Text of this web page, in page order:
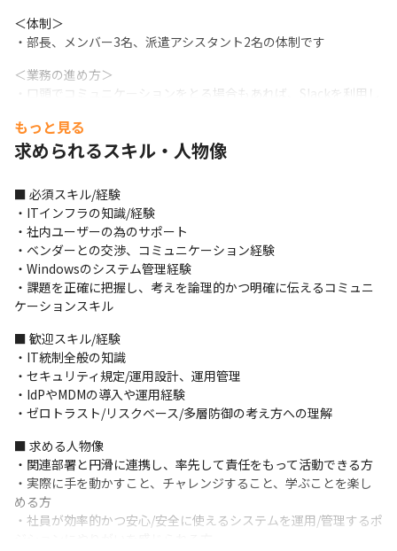
＜体制＞
・部長、メンバー3名、派遣アシスタント2名の体制です
＜業務の進め方＞
・口頭でコミュニケーションをとる場合もあれば、Slackを利用し
■ この仕事の面白み、魅力
・短期的ではなく、継続的に成長し続けるサービスにしていく為
ニアや部員が楽しく働ける環境です
・自身の意見を伝えやすく、やってみたい事をスピード感を持っ
て業務に反映できます
もっと見る
求められるスキル・人物像
■ 必須スキル/経験
・ITインフラの知識/経験
・社内ユーザーの為のサポート
・ベンダーとの交渉、コミュニケーション経験
・Windowsのシステム管理経験
・課題を正確に把握し、考えを論理的かつ明確に伝えるコミュニ
ケーションスキル
■ 歓迎スキル/経験
・IT統制全般の知識
・セキュリティ規定/運用設計、運用管理
・IdPやMDMの導入や運用経験
・ゼロトラスト/リスクベース/多層防御の考え方への理解
■ 求める人物像
・関連部署と円滑に連携し、率先して責任をもって活動できる方
・実際に手を動かすこと、チャレンジすること、学ぶことを楽し
める方
・社員が効率的かつ安心/安全に使えるシステムを運用/管理するポ